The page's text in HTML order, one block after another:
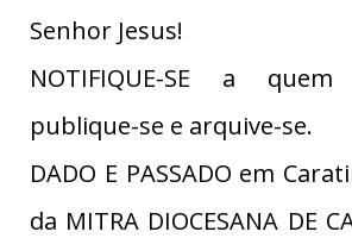
Senhor Jesus!
NOTIFIQUE-SE a
publique-se e arquive-se.
DADO E PASSADO em
da MITRA DIOCESANA DE